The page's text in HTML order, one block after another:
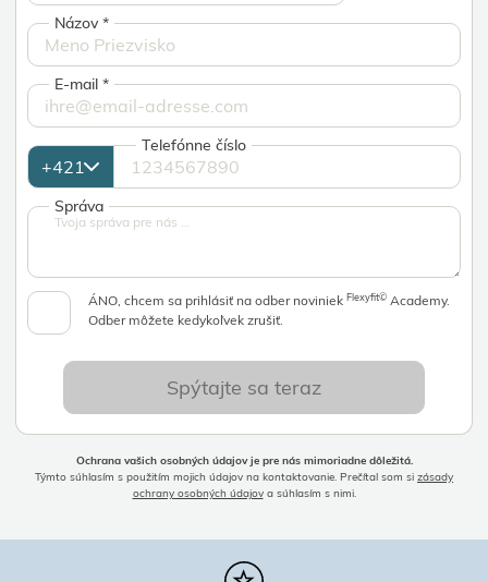
Názov*
E-mail*
Telefónne číslo
Správa
ÁNO, chcem sa prihlásiť na odber noviniekFlexyfit© Academy.
Odber môžete kedykoľvek zrušiť.
Spýtajte sa teraz
Ochrana vašich osobných údajov je pre nás mimoriadne dôležitá.
Týmto súhlasím s použitím mojich údajov na kontaktovanie. Prečítal som si zásady
ochrany osobných údajova súhlasím s nimi.